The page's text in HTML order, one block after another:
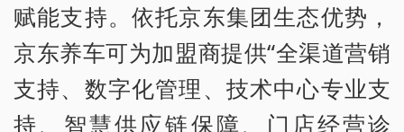
赋能支持。依托京东集团生态优势，
京东养车可为加盟商提供“全渠道营销
支持、数字化管理、技术中心专业支
持、智慧供应链保障、门店经营诊